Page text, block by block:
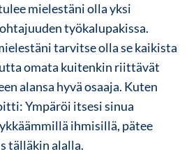
mielestäni olla yksi
työkalupakissa.
tarvitse olla se kaikista
omata kuitenkin riittävät
alansa hyvä osaaja. Kuten
Ympäröi itsesi sinua
ihmisillä, pätee
tälläkin alalla.